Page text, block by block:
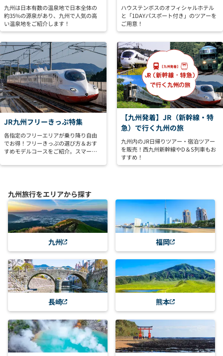
九州は日本有数の温泉地で日本全体の
約35%の源泉があり、九州で人気の高
い温泉地をご紹介します！
ハウステンボスのオフィシャルホテル
と「1DAYパスポート付き」のツアーを
ご用意！
JR九州フリーきっぷ特集
各指定のフリーエリアが乗り降り自由
でお得！フリーきっぷの選び方＆おす
すめモデルコースをご紹介。スマート
【九州発着】JR（新幹線・特
急）で行く九州の旅
九州内のJR日帰りツアー・宿泊ツアー
を販売！西九州新幹線やD＆S列車もお
すすめ！
九州旅行をエリアから探す
九州 福岡
長崎 熊本